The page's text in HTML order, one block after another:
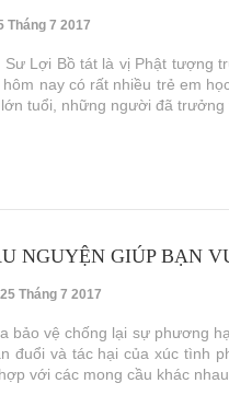
Tháng 7 2017
Lợi Bồ tát là vị Phật tượng
nay có rất nhiều trẻ em
tuổi, những người đã trưởng
NGUYỆN GIÚP BẠN
25 Tháng 7 2017
bảo vệ chống lại sự phương
đuổi và tác hại của xúc tình
với các mong cầu khác